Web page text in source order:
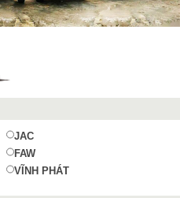
JAC
FAW
VĨNH PHÁT